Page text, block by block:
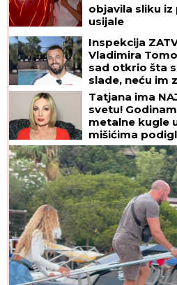
Prvo verenički
IZNENAĐENJE
PREVAZIŠAO
Aleksandri
(FOTO) AUTO ZGUŽVAN
ODLETEO! Prve slike užasa
Dramatični prizori sa lica
ima povređenih
"VIDIMO VAŠE